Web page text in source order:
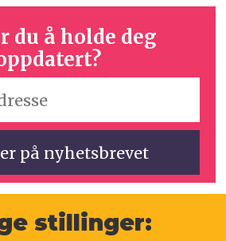
du å holde deg
stillinger: